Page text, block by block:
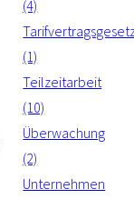
(4)
(1)
Teilzeitarbeit
(10)
Überwachung
(2)
Unternehmen